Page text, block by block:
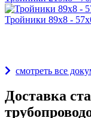
Тройники 89х8 -
смотреть все
Доставка